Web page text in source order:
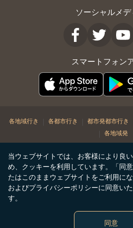
当ウェブサイトでは、お客様により良
め、クッキーを利用しています。「同
たはこのままウェブサイトをご利用に
およびプライバシーポリシーに同意い
す。
同意
ソーシャルメデ
スマートフォン
各地域行き | 各都市行き | 都市発都市行き
| 各地域発